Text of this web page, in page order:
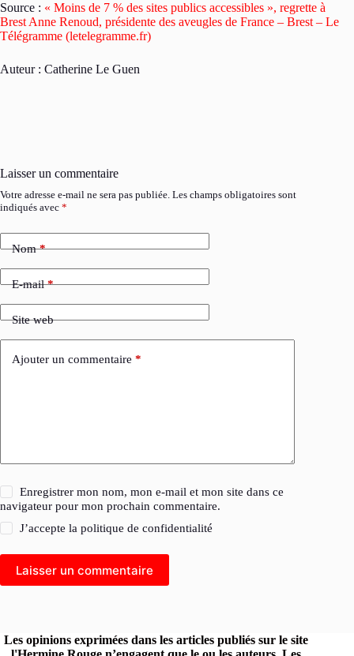
Source : « Moins de 7 % des sites publics accessibles », regrette à
Brest Anne Renoud, présidente des aveugles de France – Brest – Le
Télégramme (letelegramme.fr)
Auteur : Catherine Le Guen
Laisser un commentaire
Votre adresse e-mail ne sera pas publiée. Les champs obligatoires sont
indiqués avec *
Nom*
E-mail*
Site web
Ajouter un commentaire *
Enregistrer mon nom, mon e-mail et mon site dans ce
navigateur pour mon prochain commentaire.
J’accepte lapolitique de confidentialité
Laisser un commentaire
Les opinions exprimées dans les articles publiés sur le site